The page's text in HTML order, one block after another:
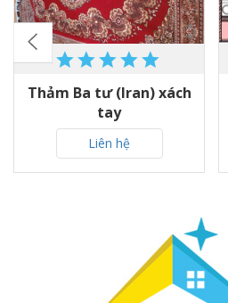
Thảm Ba tư (Iran) xách
tay
Liên hệ